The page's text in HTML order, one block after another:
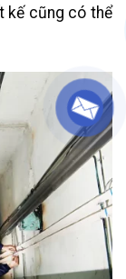
kế cũng có thể